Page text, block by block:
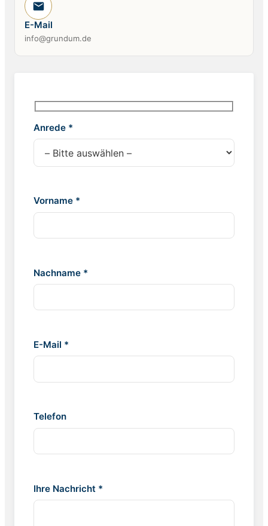
E-Mail
info@grundum.de
Anrede *
Vorname *
Nachname *
E-Mail *
Telefon
Ihre Nachricht *